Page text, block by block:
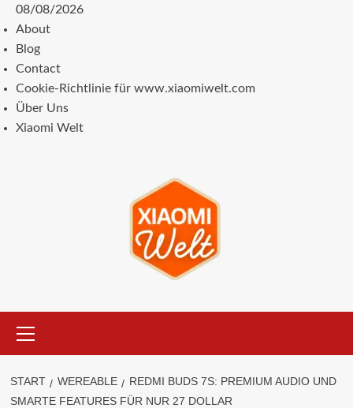
Zum
Inhalt
springen
08/08/2026
About
Blog
Contact
Cookie-Richtlinie für www.xiaomiwelt.com
Über Uns
Xiaomi Welt
Menü
START WEREABLE
REDMI BUDS 7S: PREMIUM AUDIO UND
SMARTE FEATURES FÜR NUR 27 DOLLAR